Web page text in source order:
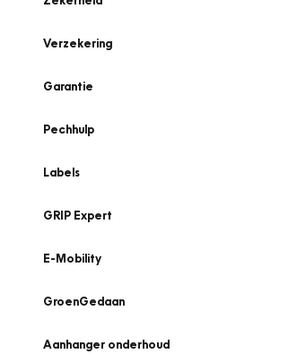
Verzekering
Garantie
Pechhulp
Labels
GRIP Expert
E-Mobility
GroenGedaan
Aanhanger onderhoud